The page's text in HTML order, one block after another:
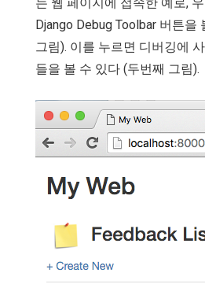
Django Debug Toolbar 버튼을
그림). 이를 누르면 디버깅에
들을 볼 수 있다 (두번째 그림).